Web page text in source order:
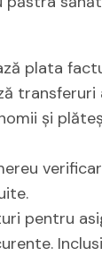
plata
și
pentru